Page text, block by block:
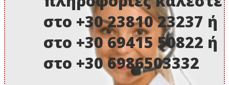
στο +30 23810 23237 ή
στο +30 69415 50822 ή
στο +30 6986503332